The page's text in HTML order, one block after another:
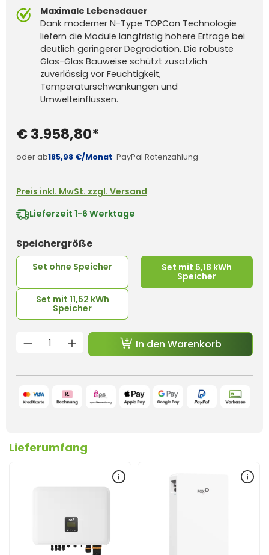
Maximale Lebensdauer
Dank moderner N-Type TOPCon Technologie
liefern die Module langfristig höhere Erträge bei
deutlich geringerer Degradation. Die robuste
Glas-Glas Bauweise schützt zusätzlich
zuverlässig vor Feuchtigkeit,
Temperaturschwankungen und
Umwelteinflüssen.
€ 3.958,80*
oder ab185,98 €/Monat ·PayPal Ratenzahlung
Preis inkl. MwSt. zzgl. Versand
Lieferzeit 1-6 Werktage
Speichergrößeauswählen
Set ohne Speicher Set mit 5,18 kWh
Speicher
Set mit 11,52 kWh
Speicher
Produkt Anzahl: Gib den
In den Warenkorb
Lieferumfang